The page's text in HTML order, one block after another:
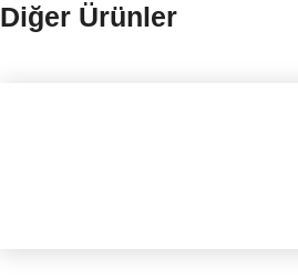
Diğer Ürünler